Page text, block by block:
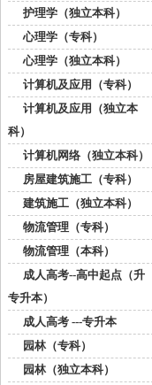
护理学（独立本科）
心理学（专科）
心理学（独立本科）
计算机及应用（专科）
计算机及应用（独立本
科）
计算机网络（独立本科）
房屋建筑施工（专科）
建筑施工（独立本科）
物流管理（专科）
物流管理（本科）
成人高考--高中起点（升
专升本）
成人高考 ---专升本
园林（专科）
园林（独立本科）